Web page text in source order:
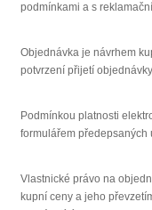
podmínkami a s
Objednávka je návrhem
potvrzení přijetí
Podmínkou platnosti
formulářem předepsaných
Vlastnické právo na
kupní ceny a jeho